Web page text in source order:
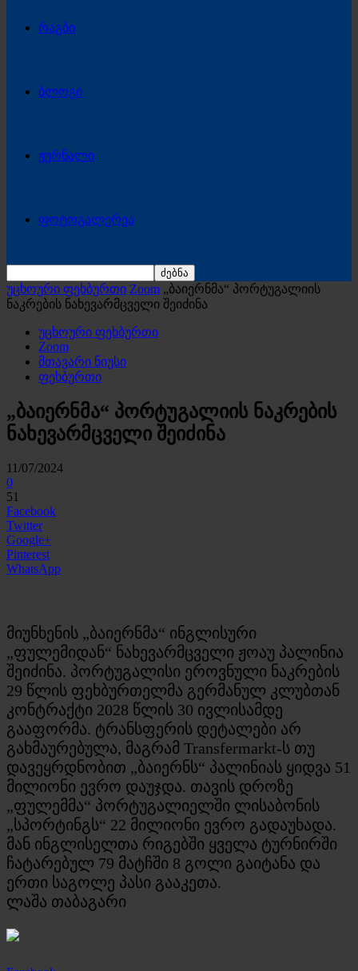
რაგბი
ბლოგი
ჟურნალი
ფოტოგალერეა
უცხოური ფეხბურთი Zoom „ბაიერნმა“ პორტუგალიის
ნაკრების ნახევარმცველი შეიძინა
უცხოური ფეხბურთი
Zoom
მთავარი ნიუსი
ფეხბურთი
„ბაიერნმა“ პორტუგალიის ნაკრების
ნახევარმცველი შეიძინა
11/07/2024
0
51
Facebook
Twitter
Google+
Pinterest
WhatsApp
მიუნხენის „ბაიერნმა“ ინგლისური
„ფულემიდან“ ნახევარმცველი ჟოაუ პალინია
შეიძინა. პორტუგალისი ეროვნული ნაკრების
29 წლის ფეხბურთელმა გერმანულ კლუბთან
კონტრაქტი 2028 წლის 30 ივლისამდე
გააფორმა. ტრანსფერის დეტალები არ
გახმაურებულა, მაგრამ Transfermarkt-ს თუ
დავეყრდნობით „ბაიერნს“ პალინიას ყიდვა 51
მილიონი ევრო დაუჯდა. თავის დროზე
„ფულემმა“ პორტუგალიელში ლისაბონის
„სპორტინგს“ 22 მილიონი ევრო გადაუხადა.
მან ინგლისელთა რიგებში ყველა ტურნირში
ჩატარებულ 79 მატჩში 8 გოლი გაიტანა და
ერთი საგოლე პასი გააკეთა.
ლაშა თაბაგარი